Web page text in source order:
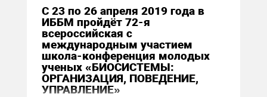
С 23 по 26 апреля 2019 года в
ИББМ пройдёт 72-я
всероссийская с
международным участием
школа-конференция молодых
ученых «БИОСИСТЕМЫ:
ОРГАНИЗАЦИЯ, ПОВЕДЕНИЕ,
УПРАВЛЕНИЕ»